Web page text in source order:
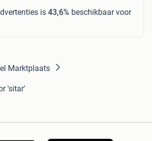
is 43,6% beschikbaar voor
Marktplaats
'sitar'